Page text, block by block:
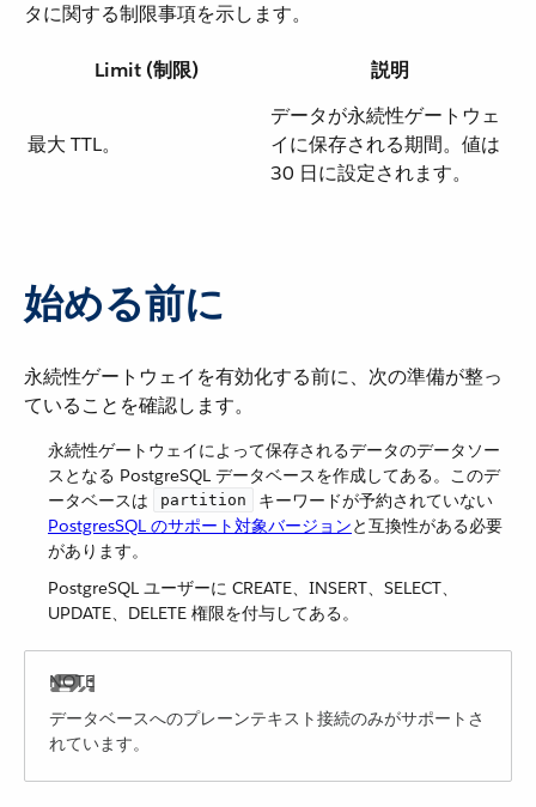
タに関する制限事項を示します。
Limit (制限) 説明
最大 TTL。
データが永続性ゲートウェ
イに保存される期間。値は
30 日に設定されます。
始める前に
永続性ゲートウェイを有効化する前に、次の準備が整っ
ていることを確認します。
永続性ゲートウェイによって保存されるデータのデータソー
スとなる PostgreSQL データベースを作成してある。このデ
ータベースは ​
partition
​ キーワードが予約されていない
PostgresSQL のサポート対象バージョン​と互換性がある必要
があります。
PostgreSQL ユーザーに CREATE、INSERT、SELECT、
UPDATE、DELETE 権限を付与してある。
データベースへのプレーンテキスト接続のみがサポートさ
れています。